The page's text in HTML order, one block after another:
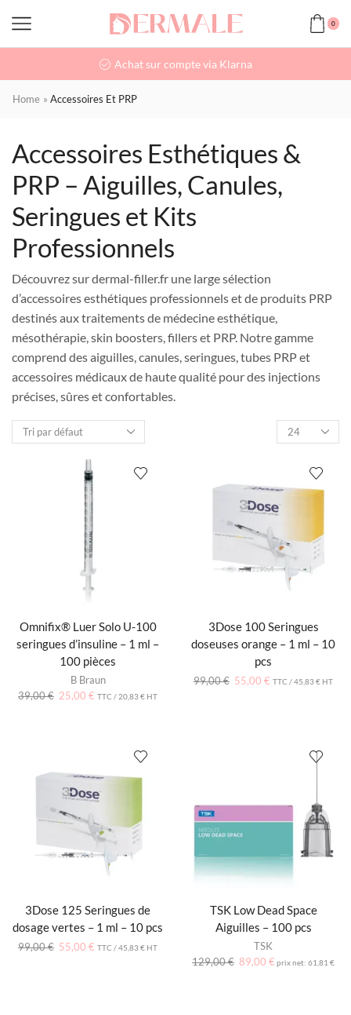
0
Achat sur compte via Klarna
Home » Accessoires Et PRP
Accessoires Esthétiques &
PRP – Aiguilles, Canules,
Seringues et Kits
Professionnels
Découvrez sur dermal-filler.fr une large sélection
d’accessoires esthétiques professionnels et de produits PRP
destinés aux traitements de médecine esthétique,
mésothérapie, skin boosters, fillers et PRP. Notre gamme
comprend des aiguilles, canules, seringues, tubes PRP et
accessoires médicaux de haute qualité pour des injections
précises, sûres et confortables.
Omnifix® Luer Solo U-100
seringues d’insuline – 1 ml –
100 pièces
B Braun
39,00€ 25,00 € TTC / 20,83€ HT
3Dose 100 Seringues
doseuses orange – 1 ml – 10
pcs
99,00€ 55,00 € TTC /45,83€ HT
3Dose 125 Seringues de
dosage vertes – 1 ml – 10 pcs
99,00€ 55,00 € TTC /45,83€ HT
TSK Low Dead Space
Aiguilles – 100 pcs
TSK
129,00€ 89,00 € prix net: 61,81 €